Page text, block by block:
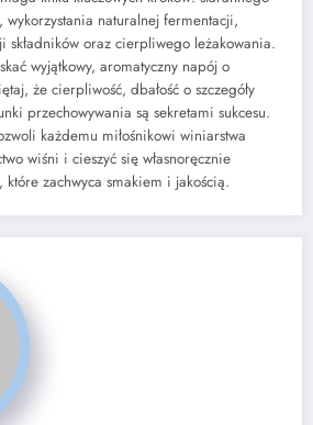
wykorzystania naturalnej fermentacji,
oraz cierpliwego leżakowania.
wyjątkowy, aromatyczny napój o
że cierpliwość, dbałość o szczegóły
przechowywania są sekretami sukcesu.
każdemu miłośnikowi winiarstwa
wiśni i cieszyć się własnoręcznie
zachwyca smakiem i jakością.